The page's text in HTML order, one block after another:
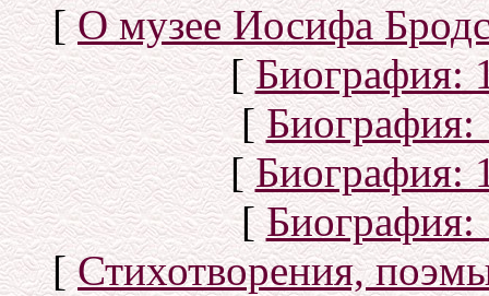
[О музее Иосифа
[Биография:
[Биография:
[Биография:
[Биография:
[Стихотворения,